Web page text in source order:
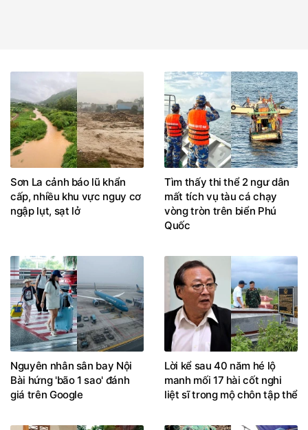
Sơn La cảnh báo lũ khẩn
cấp, nhiều khu vực nguy cơ
ngập lụt, sạt lở
Tìm thấy thi thể 2 ngư dân
mất tích vụ tàu cá chạy
vòng tròn trên biển Phú
Quốc
Nguyên nhân sân bay Nội
Bài hứng 'bão 1 sao' đánh
giá trên Google
Lời kể sau 40 năm hé lộ
manh mối 17 hài cốt nghi
liệt sĩ trong mộ chôn tập thể